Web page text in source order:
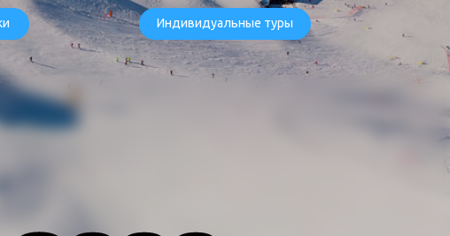
Индивидуальные туры